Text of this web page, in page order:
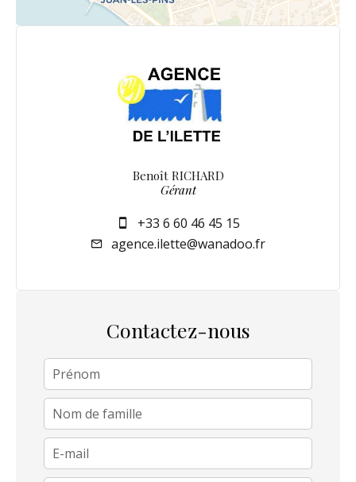
Benoît RICHARD
Gérant
+33 6 60 46 45 15
agence.ilette@wanadoo.fr
Contactez-nous